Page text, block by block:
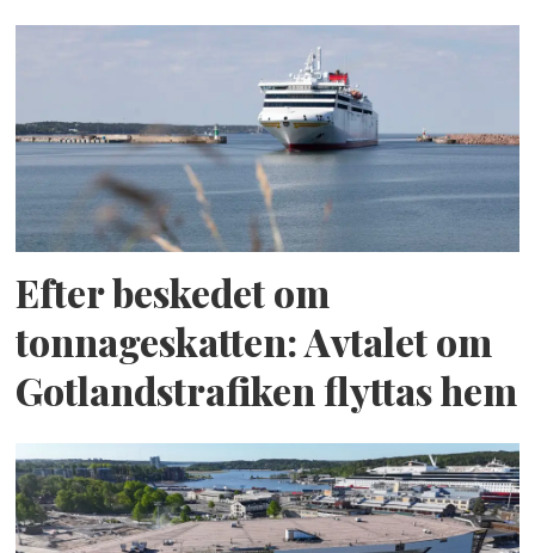
Efter beskedet om
tonnageskatten: Avtalet om
Gotlandstrafiken flyttas hem